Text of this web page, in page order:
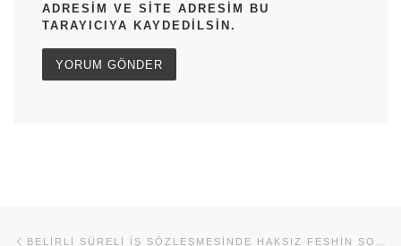
ADRESIM VE SITE ADRESIM BU
TARAYICIYA KAYDEDILSIN.